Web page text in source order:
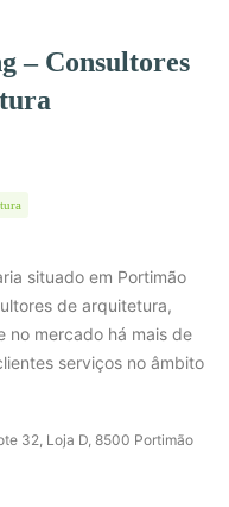
– Consultores
situado em Portimão
de arquitetura,
no mercado há mais de
serviços no âmbito
32, Loja D, 8500 Portimão